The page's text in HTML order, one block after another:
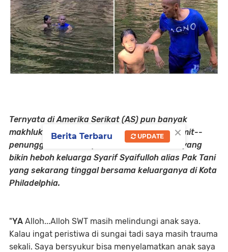
Ternyata di Amerika Serikat (AS) pun banyak
makhluk halus --entah jin, setan, iblis, dedemit--
penunggu suatu tempat. Makhluk halus ini yang
bikin heboh keluarga Syarif Syaifulloh alias Pak Tani
yang sekarang tinggal bersama keluarganya di Kota
Philadelphia.
"YA Alloh...Alloh SWT masih melindungi anak saya.
Kalau ingat peristiwa di sungai tadi saya masih trauma
sekali. Saya bersyukur bisa menyelamatkan anak saya
×
Berita Terbaru UPDATE